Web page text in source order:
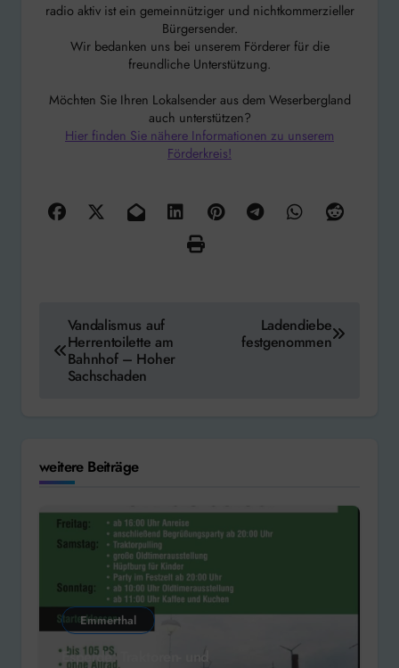
radio aktiv ist ein gemeinnütziger und nichtkommerzieller
Bürgersender.
Wir bedanken uns bei unserem Förderer für die
freundliche Unterstützung.
Möchten Sie Ihren Lokalsender aus dem Weserbergland
auch unterstützen?
Hier finden Sie nähere Informationen zu unserem
Förderkreis!
Beitragsnavigation
Vandalismus auf
Herrentoilette am
Bahnhof – Hoher
Sachschaden
Ladendiebe
festgenommen
weitere Beiträge
Emmerthal
Esperde: Traktoren- und